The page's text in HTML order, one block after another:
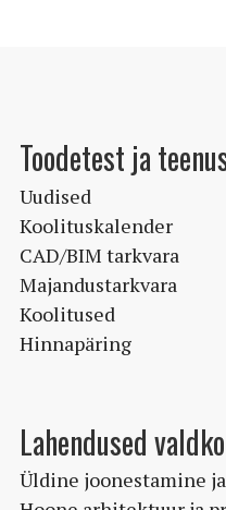
Toodetest ja
Uudised
Koolituskalender
CAD/BIM tarkvara
Majandustarkvara
Koolitused
Hinnapäring
Lahendused
Üldine joonestamine